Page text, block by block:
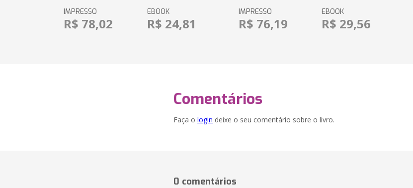
IMPRESSO
R$ 78,02
EBOOK
R$ 24,81
IMPRESSO
R$ 76,19
EBOOK
R$ 29,56
Comentários
Faça o login deixe o seu comentário sobre o livro.
0 comentários